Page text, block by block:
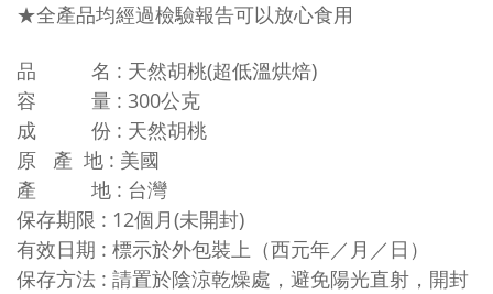
★全產品均經過檢驗報告可以放心食用
品 名 : 天然胡桃(超低溫烘焙)
容 量 : 300公克
成 份 : 天然胡桃
原 產 地 : 美國
產 地 : 台灣
保存期限 : 12個月(未開封)
有效日期 : 標示於外包裝上（西元年／月／日）
保存方法 : 請置於陰涼乾燥處，避免陽光直射，開封